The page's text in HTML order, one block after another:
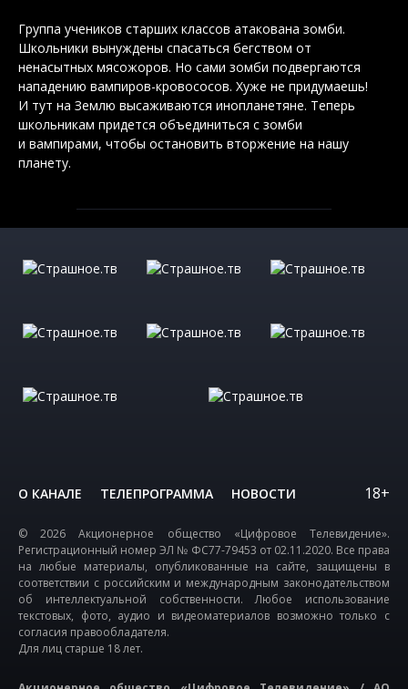
Группа учеников старших классов атакована зомби.
Школьники вынуждены спасаться бегством от
ненасытных мясожоров. Но сами зомби подвергаются
нападению вампиров-кровососов. Хуже не придумаешь!
И тут на Землю высаживаются инопланетяне. Теперь
школьникам придется объединиться с зомби
и вампирами, чтобы остановить вторжение на нашу
планету.
О КАНАЛЕ ТЕЛЕПРОГРАММА НОВОСТИ 18+
© 2026 Акционерное общество «Цифровое Телевидение».
Регистрационный номер ЭЛ № ФС77-79453 от 02.11.2020. Все права
на любые материалы, опубликованные на сайте, защищены в
соответствии с российским и международным законодательством
об интеллектуальной собственности. Любое использование
текстовых, фото, аудио и видеоматериалов возможно только с
согласия правообладателя.
Для лиц старше 18 лет.